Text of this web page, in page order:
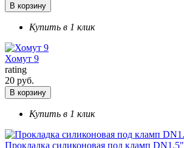
В корзину
Купить в 1 клик
Хомут 9
rating
20 руб.
В корзину
Купить в 1 клик
Прокладка силиконовая под кламп DN1.5"